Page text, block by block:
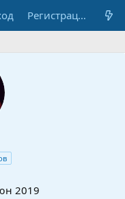
Регистрация
2019